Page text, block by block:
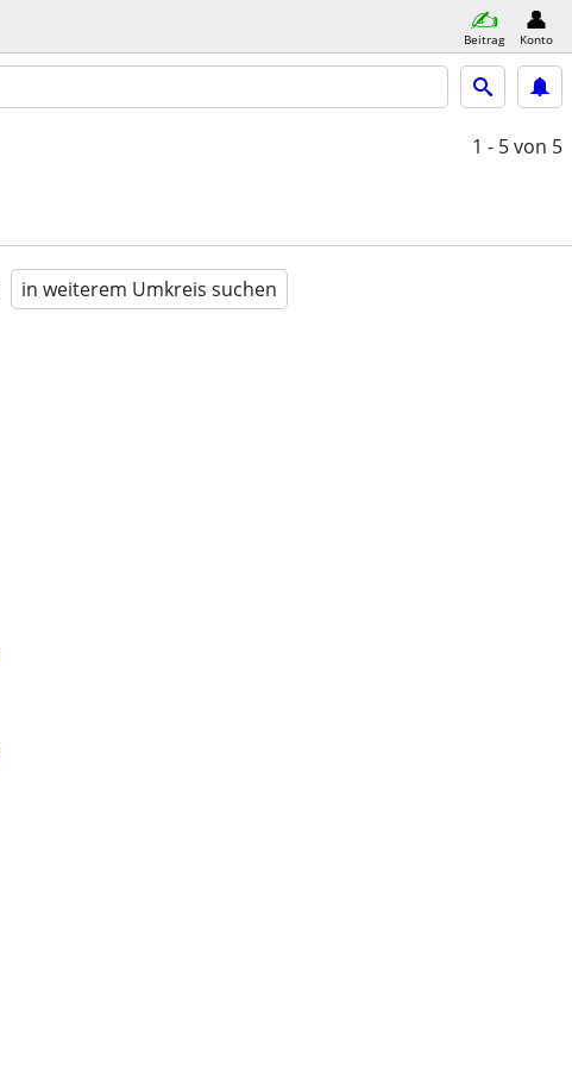
Beitrag Konto
1 - 5von 5
in weiterem Umkreis suchen